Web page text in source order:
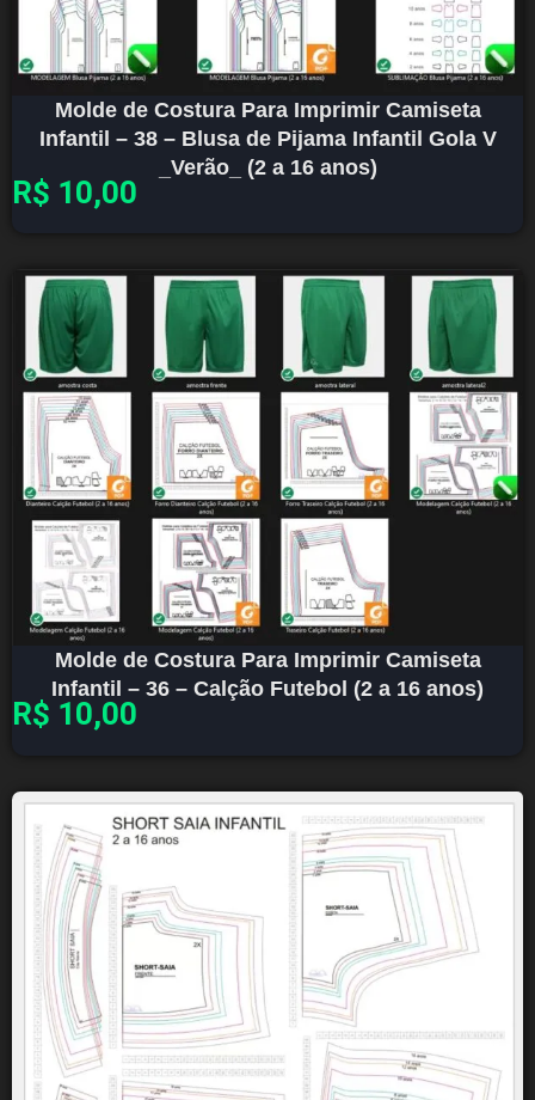
Molde de Costura Para Imprimir Camiseta
Infantil – 38 – Blusa de Pijama Infantil Gola V
_Verão_ (2 a 16 anos)
R$ 10,00
Molde de Costura Para Imprimir Camiseta
Infantil – 36 – Calção Futebol (2 a 16 anos)
R$ 10,00